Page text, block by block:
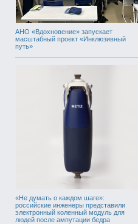
АНО «Вдохновение» запускает
масштабный проект «Инклюзивный
путь»
«Не думать о каждом шаге»:
российские инженеры представили
электронный коленный модуль для
людей после ампутации бедра